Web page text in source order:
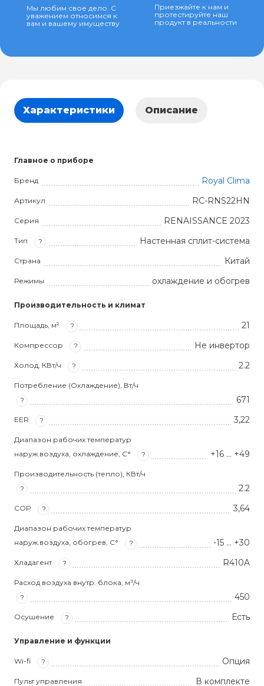
Мы любим свое дело. С
уважением относимся к
вам и вашему имуществу
Приезжайте к нам и
протестируйте наш
продукт в реальности
Характеристики Описание
Главное о приборе
Бренд Royal Clima
Артикул RC-RNS22HN
Серия RENAISSANCE 2023
Тип ? Настенная сплит-система
Страна Китай
Режимы охлаждение и обогрев
Производительность и климат
Площадь, м² ? 21
Компрессор ? Не инвертор
Холод, КВт/ч ? 2.2
Потребление (Охлаждение), Вт/ч
?
671
EER ? 3,22
Диапазон рабочих температур
наруж.воздуха, охлаждение, С°
? +16 … +49
Производительность (тепло), КВт/ч
?
2.2
COP ? 3,64
Диапазон рабочих температур
наруж.воздуха, обогрев, С°
? -15 … +30
Хладагент ? R410A
Расход воздуха внутр. блока, м³/ч
?
450
Осушение ? Есть
Управление и функции
Wi-fi ? Опция
Пульт управления В комплекте